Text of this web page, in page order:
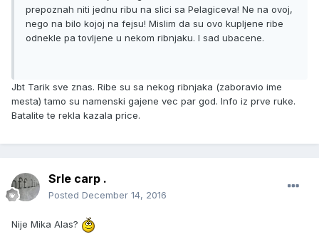
prepoznah niti jednu ribu na slici sa Pelagiceva! Ne na ovoj,
nego na bilo kojoj na fejsu! Mislim da su ovo kupljene ribe
odnekle pa tovljene u nekom ribnjaku. I sad ubacene.
Jbt Tarik sve znas. Ribe su sa nekog ribnjaka (zaboravio ime
mesta) tamo su namenski gajene vec par god. Info iz prve ruke.
Batalite te rekla kazala price.
Srle carp .
Posted December 14, 2016
Nije Mika Alas?